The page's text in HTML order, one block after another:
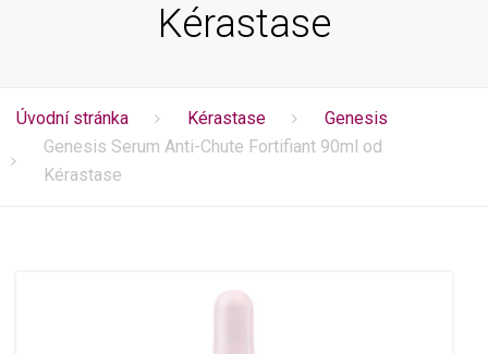
Kérastase
Úvodní stránka Kérastase
Genesis
Genesis Serum Anti-Chute Fortifiant 90ml od
Kérastase